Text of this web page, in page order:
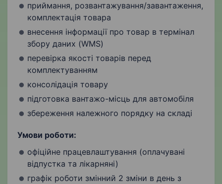
приймання, розвантажування/завантаження,
комплектація товара
внесення інформації про товар в термінал
збору даних (WMS)
перевірка якості товарів перед
комплектуванням
консолідація товару
підготовка вантажо-місць для автомобіля
збереження належного порядку на складі
Умови роботи:
офіційне працевлаштування (оплачувані
відпустка та лікарняні)
графік роботи змінний 2 зміни в день з